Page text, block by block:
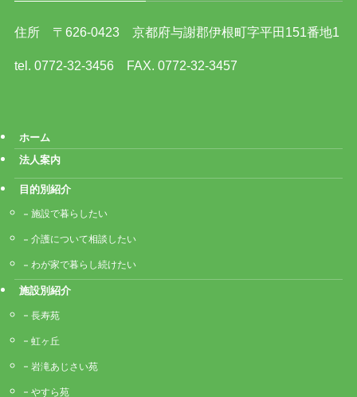
住所 〒626-0423 京都府与謝郡伊根町字平田151番地1
tel. 0772-32-3456 FAX. 0772-32-3457
ホーム
法人案内
目的別紹介
施設で暮らしたい
介護について相談したい
わが家で暮らし続けたい
施設別紹介
長寿苑
虹ヶ丘
岩滝あじさい苑
やすら苑